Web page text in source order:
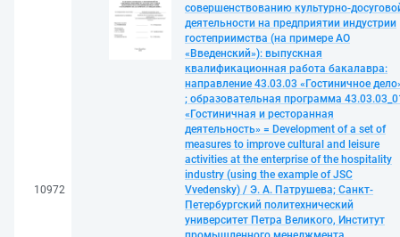
10972
совершенствованию культурно-
деятельности на предприятии индустрии
гостеприимства (на примере АО
«Введенский»): выпускная
квалификационная работа бакалавра:
направление 43.03.03 «Гостиничное
; образовательная программа
«Гостиничная и ресторанная
деятельность» = Development of a set of
measures to improve cultural and leisure
activities at the enterprise of the hospitality
industry (using the example of JSC
Vvedensky) / Э. А. Патрушева; Санкт-
Петербургский политехнический
университет Петра Великого, Институт